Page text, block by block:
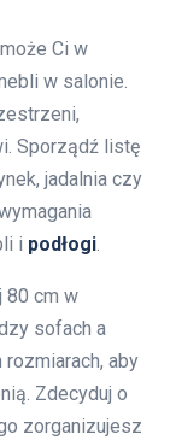
Ci w
w salonie.
Sporządź listę
jadalnia czy
i podłogi.
80 cm w
sofach a
aby
Zdecyduj o
zorganizujesz